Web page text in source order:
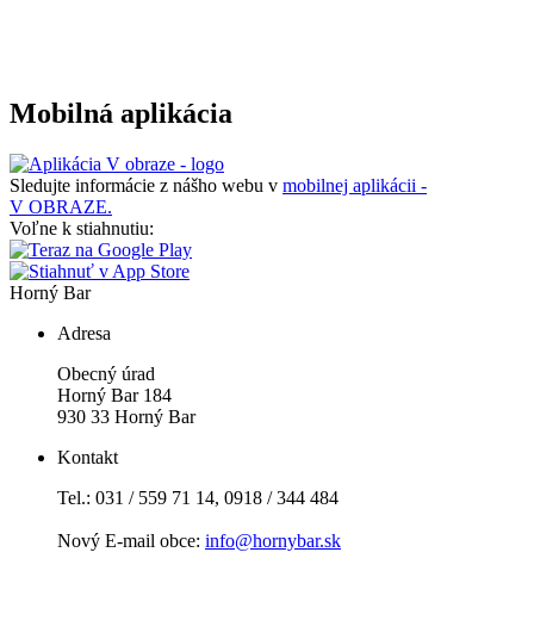
Mobilná aplikácia
Sledujte informácie z nášho webu v mobilnej aplikácii -
V OBRAZE.
Voľne k stiahnutiu:
Horný Bar
Adresa
Obecný úrad
Horný Bar 184
930 33 Horný Bar
Kontakt
Tel.: 031 / 559 71 14, 0918 / 344 484
Nový E-mail obce: info@hornybar.sk